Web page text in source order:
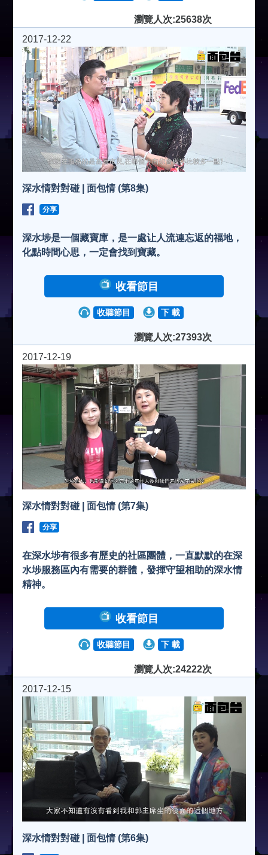
瀏覽人次:25638次
2017-12-22
深水情對對碰 | 面包情 (第8集)
分享
深水埗是一個藏寶庫，是一處让人流連忘返的福地，
化點時間心思，一定會找到寶藏。
收看節目
收聽節目 下 載
瀏覽人次:27393次
2017-12-19
深水情對對碰 | 面包情 (第7集)
分享
在深水埗有很多有歷史的社區團體，一直默默的在深
水埗服務區內有需要的群體，發揮守望相助的深水情
精神。
收看節目
收聽節目 下 載
瀏覽人次:24222次
2017-12-15
深水情對對碰 | 面包情 (第6集)